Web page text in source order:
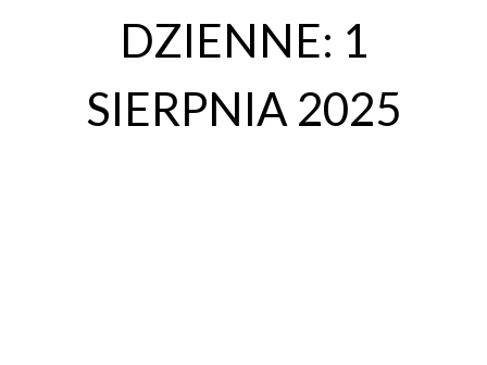
DZIENNE: 1
SIERPNIA 2025